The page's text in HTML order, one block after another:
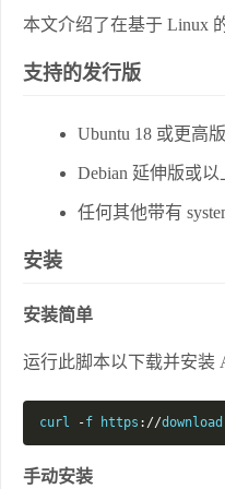
本文介绍了在基于 Linux
支持的发行版
Ubuntu 18 或更高
Debian 延伸版或以
任何其他带有
安装
安装简单
运行此脚本以下载并安装
curl -f https ://download
手动安装